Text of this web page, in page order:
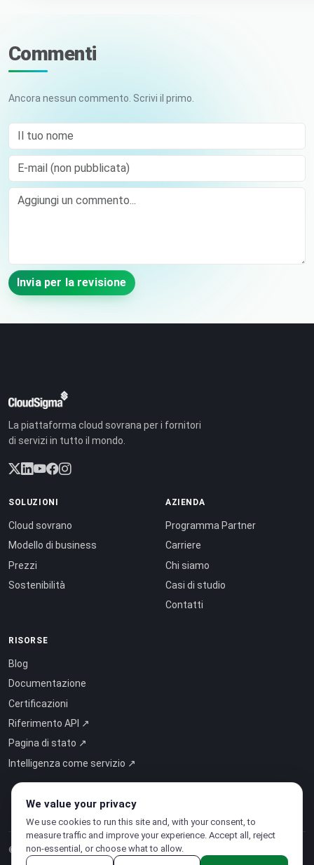
Commenti
Ancora nessun commento. Scrivi il primo.
Il tuo nome
E-mail (non pubblicata)
Comment
Invia per la revisione
La piattaforma cloud sovrana per i fornitori
di servizi in tutto il mondo.
SOLUZIONI
Cloud sovrano
Modello di business
Prezzi
Sostenibilità
AZIENDA
Programma Partner
Carriere
Chi siamo
Casi di studio
Contatti
RISORSE
Blog
Documentazione
Certificazioni
Riferimento API ↗
Pagina di stato ↗
Intelligenza come servizio ↗
© 2026 CloudSigma Holding AG.Tutti i diritti riservati
We value your privacy
We use cookies to run this site and, with your consent, to
measure traffic and improve your experience. Accept all, reject
non-essential, or choose what to allow.